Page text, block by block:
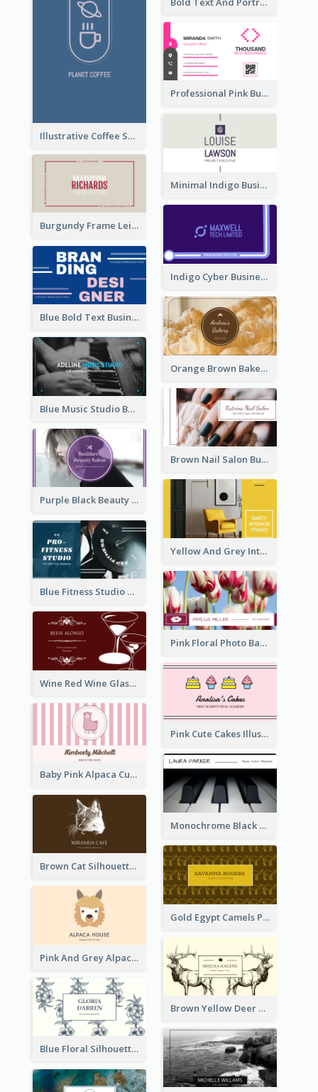
Illustrative Coffee Shop Business Card Design Idea
Professional Pink Business Card Design Idea
Minimal Indigo Business Card Design Idea
Burgundy Frame Leisure Theme Business card Design
Indigo Cyber Business Card Design Template
Blue Bold Text Business Cards Design Idea
Orange Brown Bakery Business Card
Blue Music Studio Business Card
Brown Nail Salon Business Card
Purple Black Beauty Salon Business Card
Yellow And Grey Interior Studio Business Card
Blue Fitness Studio Business Card
Pink Floral Photo Background Photographer Business Card
Wine Red Wine Glass Bartender Business Card
Pink Cute Cakes Illustration Cake Shop Business Card
Baby Pink Alpaca Cute Illustration Business Card
Monochrome Black Piano Music Business Card
Brown Cat Silhouette Cafe Business Card
Gold Egypt Camels Patterns Illustration Business Card
Pink And Grey Alpaca Illustration Business Card
Brown Yellow Deer Silhouette Business Card
Blue Floral Silhouette Elegant Business Card